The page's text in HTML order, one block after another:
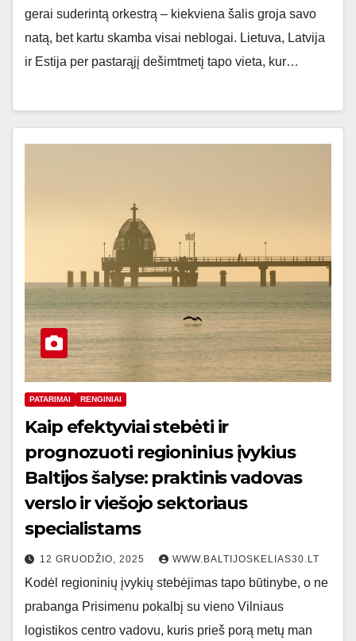
gerai suderintą orkestrą – kiekviena šalis groja savo
natą, bet kartu skamba visai neblogai. Lietuva, Latvija
ir Estija per pastarąjį dešimtmetį tapo vieta, kur…
PATARIMAI RENGINIAI
Kaip efektyviai stebėti ir
prognozuoti regioninius įvykius
Baltijos šalyse: praktinis vadovas
verslo ir viešojo sektoriaus
specialistams
12 GRUODŽIO, 2025 WWW.BALTIJOSKELIAS30.LT
Kodėl regioninių įvykių stebėjimas tapo būtinybe, o ne
prabanga Prisimenu pokalbį su vieno Vilniaus
logistikos centro vadovu, kuris prieš porą metų man